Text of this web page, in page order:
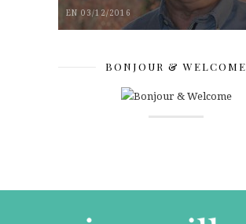
EN 03/12/2016
BONJOUR & WELCOME